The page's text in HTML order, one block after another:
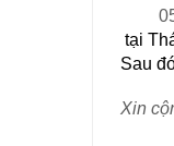
tại
Xin